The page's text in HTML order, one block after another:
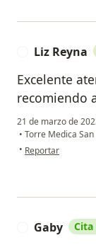
Liz Reyna
Excelente
recomiendo
21 de marzo de
• Torre Medica
• en opinión del
Reportar
Gaby